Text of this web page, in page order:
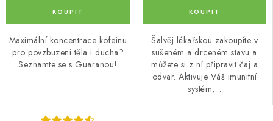
Maximální koncentrace kofeinu
pro povzbuzení těla i ducha?
Seznamte se s Guaranou!
Šalvěj lékařskou zakoupíte v
sušeném a drceném stavu a
můžete si z ní připravit čaj a
odvar. Aktivuje Váš imunitní
systém,...